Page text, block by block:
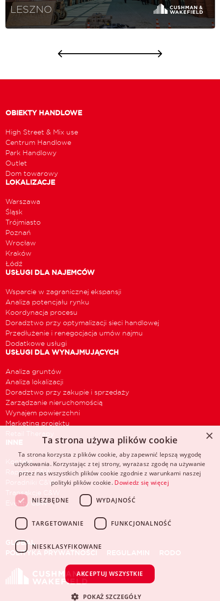
LESZNO
OBIEKTY HANDLOWE
High Street & Mix use
Centrum Handlowe
Park Handlowy
Outlet
Dom towarowy
LOKALIZACJE
Warszawa
Śląsk
Trójmiasto
Poznań
Wrocław
Kraków
Łódź
USŁUGI DLA NAJEMCÓW
Wsparcie w zagranicznej ekspansji
Analiza potencjału rynku
Koordynacja procesu
Doradztwo przy optymalizacji sieci handlowej
Przedłużenie i renegocjacja umów najmu
Dodatkowe usługi
USŁUGI DLA WYNAJMUJĄCYCH
Analiza gruntów
Analiza lokalizacji
Doradztwo przy zakupie i sprzedaży
Zarządzanie nieruchomością
Wynajem powierzchni
Marketing projektu
Retail Therapy
INNE
Kontakt
Raporty C&W
Poradniki C&W
Transakcje C&W
Eventy C&W
GLOBAL
POLITYKA PRYWATNOŚCI
REGULAMIN RODO
×
Ta strona używa plików cookie
Ta strona korzysta z plików cookie, aby zapewnić lepszą wygodę
użytkowania. Korzystając z tej strony, wyrażasz zgodę na używanie
przez nas wszystkich plików cookie zgodnie z warunkami naszej
polityki plików cookie. Dowiedz się więcej
NIEZBĘDNE WYDAJNOŚĆ
TARGETOWANIE FUNKCJONALNOŚĆ
NIESKLASYFIKOWANE
AKCEPTUJ WSZYSTKIE
POKAŻ SZCZEGÓŁY